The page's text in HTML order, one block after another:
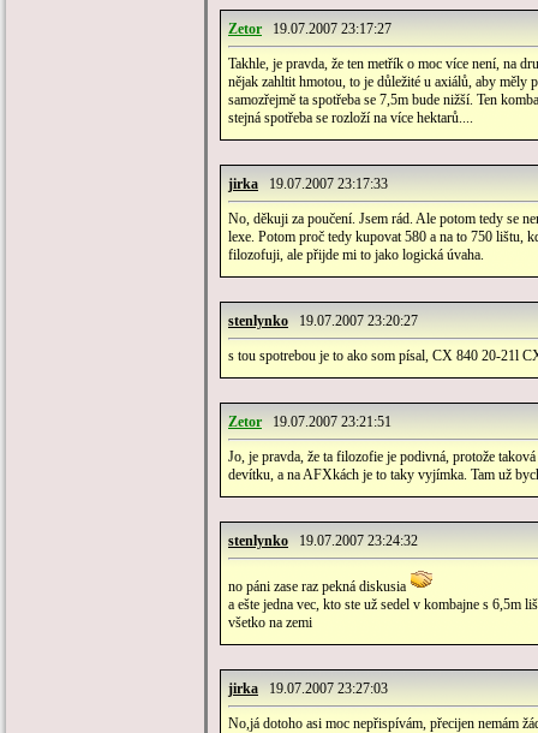
Zetor 19.07.2007 23:17:27
Takhle, je pravda, že ten metřík o moc více není, na
nějak zahltit hmotou, to je důležité u axiálů, aby měly
samozřejmě ta spotřeba se 7,5m bude nižší. Ten
stejná spotřeba se rozloží na více hektarů....
jirka 19.07.2007 23:17:33
No, děkuji za poučení. Jsem rád. Ale potom tedy se
lexe. Potom proč tedy kupovat 580 a na to 750 lištu,
filozofuji, ale přijde mi to jako logická úvaha.
stenlynko 19.07.2007 23:20:27
s tou spotrebou je to ako som písal, CX 840 20-21l
Zetor 19.07.2007 23:21:51
Jo, je pravda, že ta filozofie je podivná, protože
devítku, a na AFXkách je to taky vyjímka. Tam už
stenlynko 19.07.2007 23:24:32
no páni zase raz pekná diskusia
a ešte jedna vec, kto ste už sedel v kombajne s 6,5m
všetko na zemi
jirka 19.07.2007 23:27:03
No,já dotoho asi moc nepřispívám, přecijen nemám